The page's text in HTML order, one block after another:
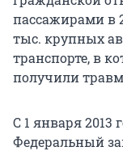
пассажирами в
тыс. крупных
транспорте, в
получили
С 1 января 2013
Федеральный